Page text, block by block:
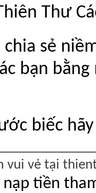
Thư
chia sẻ
bạn
biếc
vui vẻ tại
tiền